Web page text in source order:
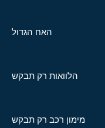
האח הגדול
הלוואות רק תבקש
מימון רכב רק תבקש